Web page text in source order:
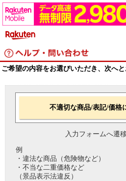
ご希望の内容をお選びいただき、次へと
不適切な商品/表記/価格
入力フォームへ遷
例
・違法な商品（危険物など）
・不当な二重価格など
（景品表示法違反）